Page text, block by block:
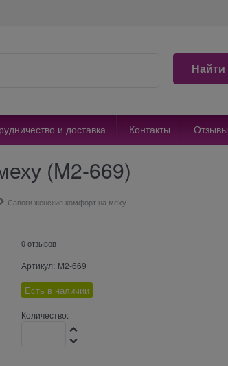
Найти
и доставка Контакты Отзывы
(M2-669)
Сапоги женские комфорт на меху
0 отзывов
Артикул: M2-669
Есть в наличии
Количество: